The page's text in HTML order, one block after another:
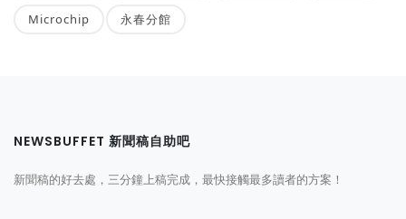
Microchip 永春分館
NEWSBUFFET 新聞稿自助吧
新聞稿的好去處，三分鐘上稿完成，最快接觸最多讀者的方案！